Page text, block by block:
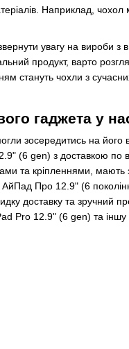
Наприклад,
увагу на вироби з
продукт, варто
стануть чохли з
гаджета у
зосередитись на його
gen) з доставкою по
та кріпленнями, мають
Про 12.9" (6
доставку та зручний
Pro 12.9" (6 gen) та